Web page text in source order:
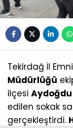
Tekirdağ İl
Müdürlüğü
ilçesi
edilen sokak
gerçekleştirdi.